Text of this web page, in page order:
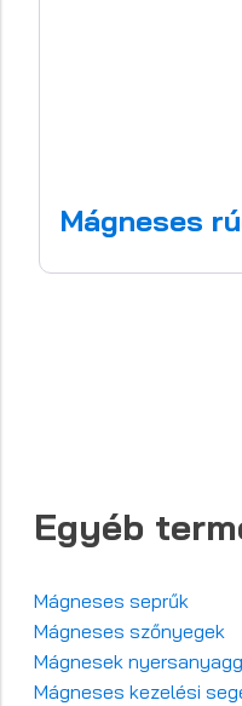
Mágneses
Egyéb
Mágneses seprűk
Mágneses szőnyegek
Mágnesek
Mágneses kezelési